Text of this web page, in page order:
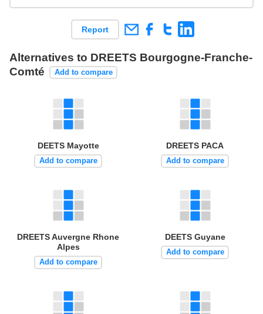
Report
Alternatives to DREETS Bourgogne-Franche-
Comté
Add to compare
DEETS Mayotte
Add to compare
DREETS PACA
Add to compare
DREETS Auvergne Rhone
Alpes
Add to compare
DEETS Guyane
Add to compare